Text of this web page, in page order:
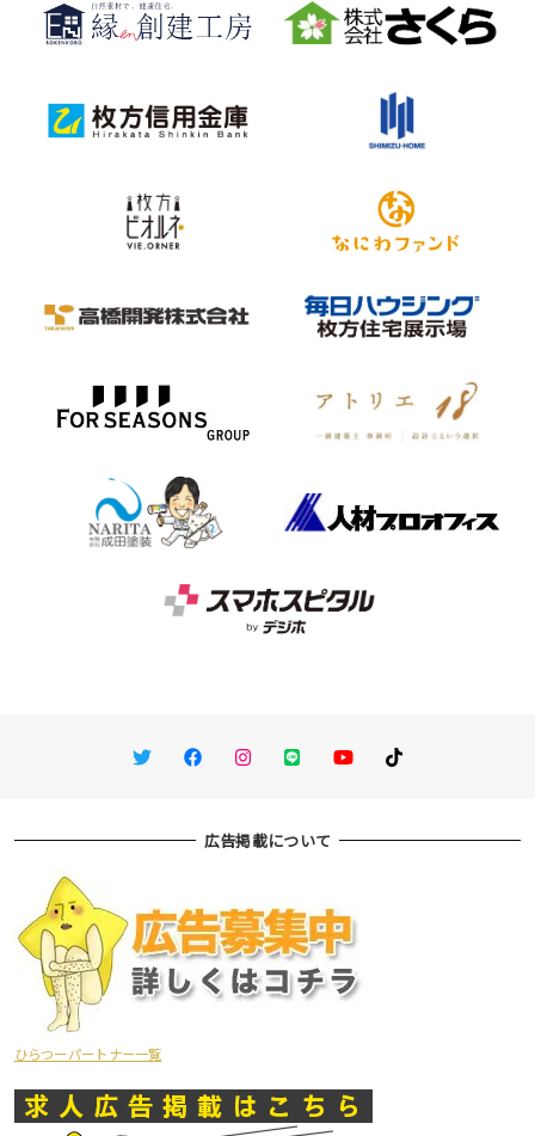
TwitterFacebookInstagram
LINE You TubeTikTok
広告掲載について
ひらつーパートナー一覧